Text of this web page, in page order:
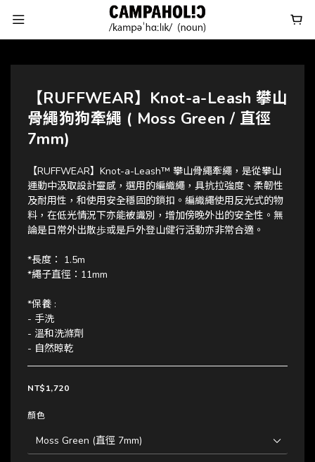
【RUFFWEAR】Knot-a-Leash 攀山
骨繩狗狗牽繩 ( Moss Green / 直徑
7mm)
【RUFFWEAR】Knot-a-Leash™ 攀山骨繩牽繩，是從攀山
運動中汲取設計靈感，選用的編織繩，具抗拉強度、柔韌性
及耐用性，和使用安全穩固的鎖扣。編織繩使用反光式的物
料，在低光情況下亦能被識別，增加傍晚外出的安全性。無
論是日常外出散歩或是戶外登山健行活動亦非常合適。
*長度： 1.5m
*繩子直徑：11mm
*保養 :
- 手洗
- 溫和洗滌劑
- 自然晾乾
NT$1,720
顏色